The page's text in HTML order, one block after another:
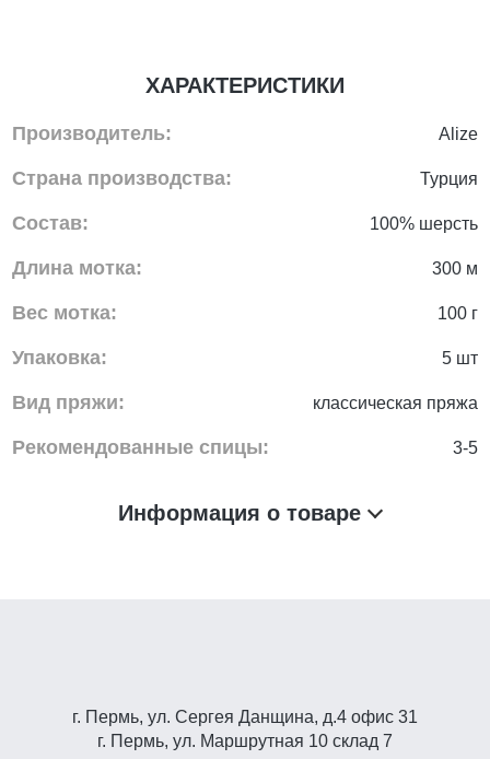
Информация о товаре
ХАРАКТЕРИСТИКИ
Производитель: Alize
Страна производства: Турция
Состав: 100% шерсть
Длина мотка: 300 м
Вес мотка: 100 г
Упаковка: 5 шт
Вид пряжи: классическая пряжа
Рекомендованные спицы: 3-5
г. Пермь, ул. Сергея Данщина, д.4 офис 31
г. Пермь, ул. Маршрутная 10 склад 7